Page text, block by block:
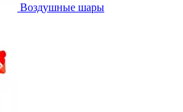
Воздушные шары